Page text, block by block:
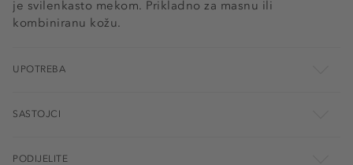
je svilenkasto mekom. Prikladno za masnu ili
kombiniranu kožu.
UPOTREBA
SASTOJCI
PODIJELITE